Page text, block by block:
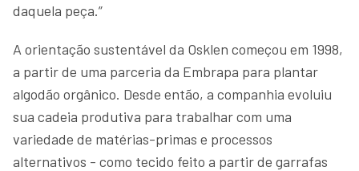
daquela peça.”
A orientação sustentável da Osklen começou em 1998,
a partir de uma parceria da Embrapa para plantar
algodão orgânico. Desde então, a companhia evoluiu
sua cadeia produtiva para trabalhar com uma
variedade de matérias-primas e processos
alternativos - como tecido feito a partir de garrafas